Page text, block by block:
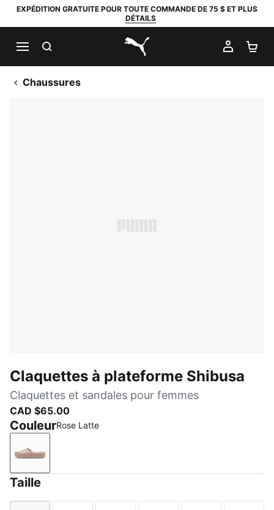
EXPÉDITION GRATUITE POUR TOUTE COMMANDE DE 75 $ ET PLUS
DÉTAILS
PUMA.com
MON
Chaussures
Claquettes à plateforme Shibusa
Claquettes et sandales pour femmes
CAD $65.00
CouleurRose Latte
Rose Latte
Taille